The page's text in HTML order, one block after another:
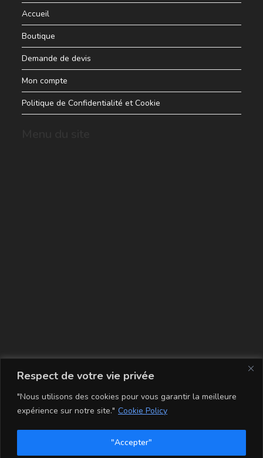
Respect de votre vie privée
"Nous utilisons des cookies pour vous garantir la meilleure
expérience sur notre site." Cookie Policy
"Accepter"
Accueil
Boutique
Demande de devis
Mon compte
Politique de Confidentialité et Cookie
La carte